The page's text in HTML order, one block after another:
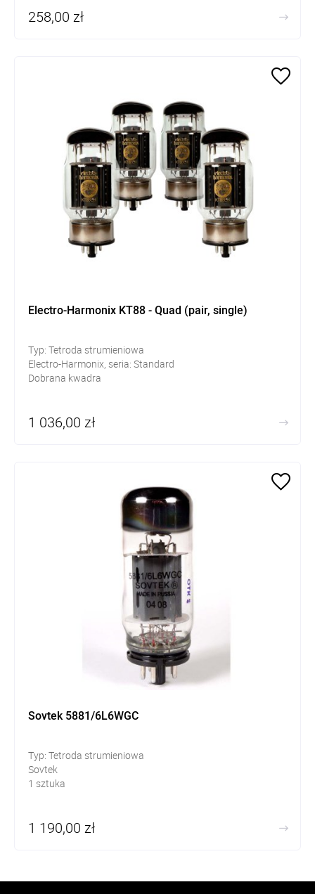
258,00 zł
Electro-Harmonix KT88 - Quad (pair, single)
Typ: Tetroda strumieniowa
Electro-Harmonix, seria: Standard
Dobrana kwadra
1 036,00 zł
Sovtek 5881/6L6WGC
Typ: Tetroda strumieniowa
Sovtek
1 sztuka
1 190,00 zł